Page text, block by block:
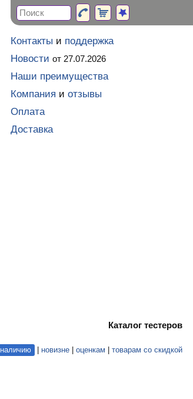
Каталог тестеров
наличию новизне оценкам товарам со скидкой
Контакты и поддержка
Новости от 27.07.2026
Наши преимущества
Компания и отзывы
Оплата
Доставка